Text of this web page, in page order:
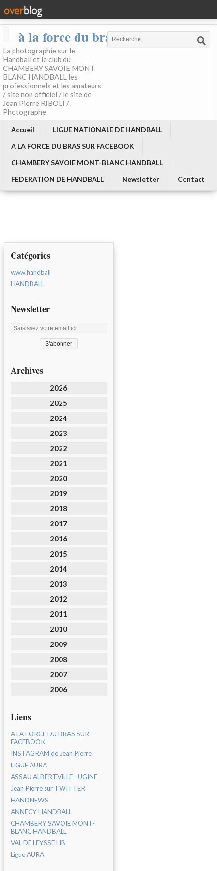
à la force du bras
La photographie sur le
Handball et le club du
CHAMBERY SAVOIE MONT-
BLANC HANDBALL les
professionnels et les amateurs
/ site non officiel / le site de
Jean Pierre RIBOLI /
Photographe
Accueil
LIGUE NATIONALE DE HANDBALL
A LA FORCE DU BRAS SUR FACEBOOK
CHAMBERY SAVOIE MONT-BLANC HANDBALL
FEDERATION DE HANDBALL
Newsletter Contact
Catégories
www.handball
HANDBALL
Newsletter
Archives
2026
2025
2024
2023
2022
2021
2020
2019
2018
2017
2016
2015
2014
2013
2012
2011
2010
2009
2008
2007
2006
Liens
A LA FORCE DU BRAS SUR
FACEBOOK
INSTAGRAM de Jean Pierre
LIGUE AURA
ASSAU ALBERTVILLE - UGINE
Jean Pierre sur TWITTER
HANDNEWS
ANNECY HANDBALL
CHAMBERY SAVOIE MONT-
BLANC HANDBALL
VAL DE LEYSSE HB
Ligue AURA